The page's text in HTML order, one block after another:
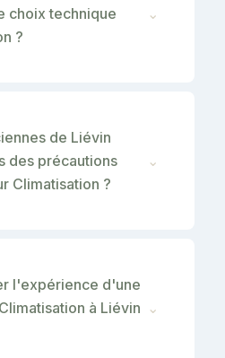
choix technique
?
⌄
de Liévin
des précautions
Climatisation ?
⌄
l'expérience d'une
à Liévin ⌄